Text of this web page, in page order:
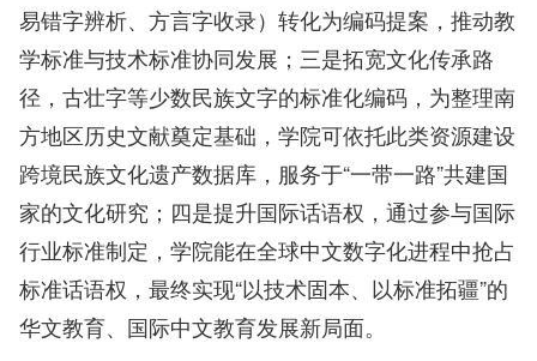
易错字辨析、方言字收录）转化为编码提案，推动教
学标准与技术标准协同发展；三是拓宽文化传承路
径，古壮字等少数民族文字的标准化编码，为整理南
方地区历史文献奠定基础，学院可依托此类资源建设
跨境民族文化遗产数据库，服务于“一带一路”共建国
家的文化研究；四是提升国际话语权，通过参与国际
行业标准制定，学院能在全球中文数字化进程中抢占
标准话语权，最终实现“以技术固本、以标准拓疆”的
华文教育、国际中文教育发展新局面。